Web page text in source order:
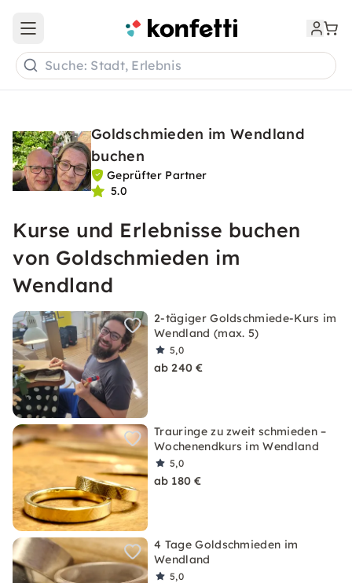
Open main menu
Suche: Stadt, Erlebnis
Goldschmieden im Wendland
buchen
Geprüfter Partner
5.0
Kurse und Erlebnisse buchen
von Goldschmieden im
Wendland
2-tägiger Goldschmiede-Kurs im
Wendland (max. 5)
5,0
ab 240 €
Trauringe zu zweit schmieden –
Wochenendkurs im Wendland
5,0
ab 180 €
4 Tage Goldschmieden im
Wendland
5,0